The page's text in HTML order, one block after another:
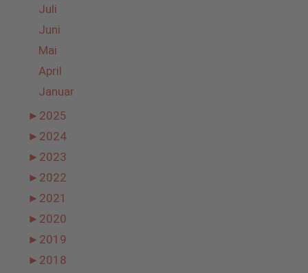
Juli
Juni
Mai
April
Januar
► 2025
► 2024
► 2023
► 2022
► 2021
► 2020
► 2019
► 2018